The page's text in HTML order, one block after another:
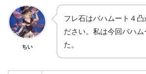
ちい
フレ石はバハムート４凸
ださい。私は今回バハ
た。